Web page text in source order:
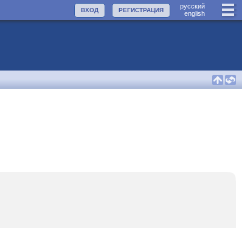
руccкий
english
РЕГИСТРАЦИЯ
ВХОД